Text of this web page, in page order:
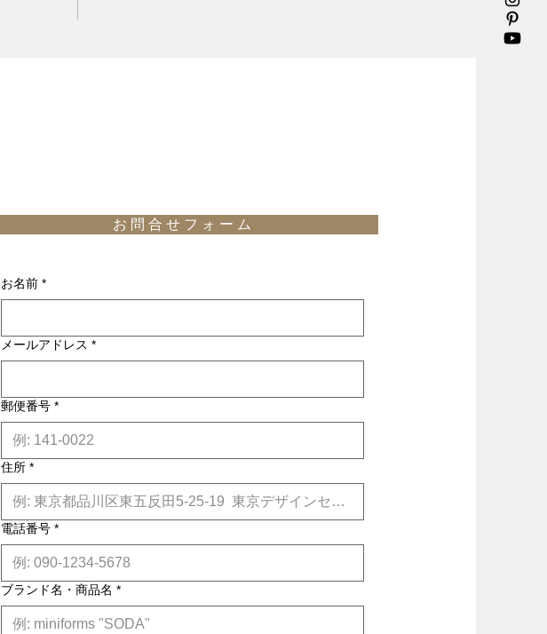
お 問 合 せ フ ォ ー ム
お名前 *
メールアドレス *
郵便番号 *
住所 *
電話番号 *
ブランド名・商品名 *